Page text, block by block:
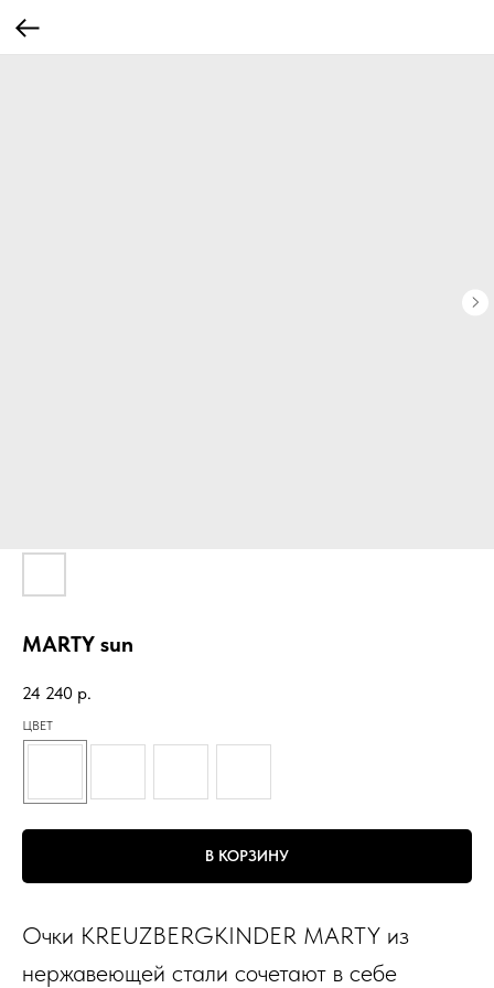
MARTY sun
24 240 р.
ЦВЕТ
В КОРЗИНУ
Очки KREUZBERGKINDER MARTY из
нержавеющей стали сочетают в себе